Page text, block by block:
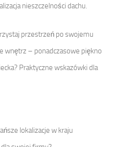
nieszczelności dachu.
przestrzeń po swojemu
wnętrz – ponadczasowe piękno
Praktyczne wskazówki dla
lokalizacje w kraju